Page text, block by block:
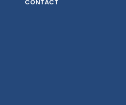
CONTACT